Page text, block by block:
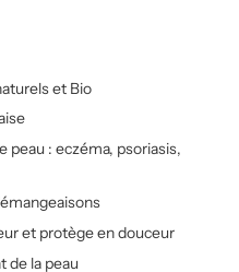
et Bio
peau : eczéma, psoriasis,
et protège en douceur
de la peau